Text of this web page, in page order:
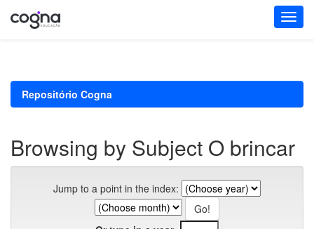
Repositório Cogna
Browsing by Subject O brincar
Jump to a point in the index: